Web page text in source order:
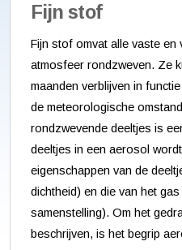
Fijn stof
Fijn stof omvat alle vaste en
atmosfeer rondzweven. Ze
maanden verblijven in
de meteorologische
rondzwevende deeltjes is
deeltjes in een aerosol
eigenschappen van de
dichtheid) en die van het
samenstelling). Om het
beschrijven, is het begrip